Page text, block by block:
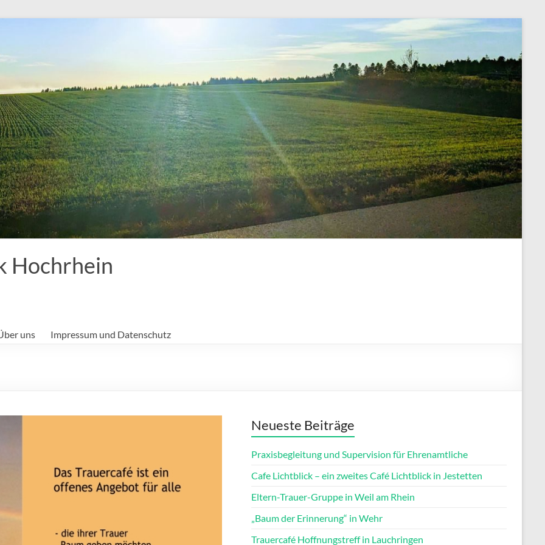
Hochrhein
uns Impressum und Datenschutz
Neueste Beiträge
Praxisbegleitung und Supervision für Ehrenamtliche
Cafe Lichtblick – ein zweites Café Lichtblick in Jestetten
Eltern-Trauer-Gruppe in Weil am Rhein
„Baum der Erinnerung“ in Wehr
Trauercafé Hoffnungstreff in Lauchringen